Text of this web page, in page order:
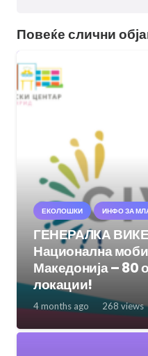
Повеќе слични
ЕКОЛОШКИ ИНФО ЗА
ГЕНЕРАЛКА
Национална
Македонија – 80
локации!
4 months ago 268 views